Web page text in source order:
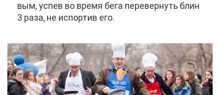
вым, успев во вре­мя бе­га пе­ре­вер­нуть блин
3 ра­за, не ис­пор­тив его.